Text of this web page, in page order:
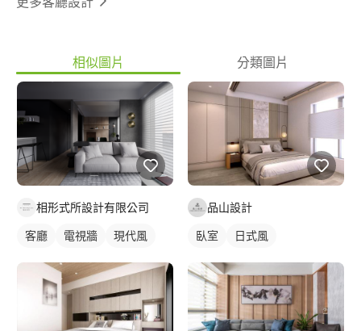
相似圖片 分類圖片
相形式所設計有限公司
客廳 電視牆 現代風
品山設計
臥室 日式風